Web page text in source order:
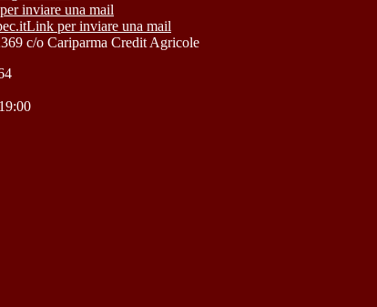
inviare una mail
Link per inviare una mail
c/o Cariparma Credit Agricole